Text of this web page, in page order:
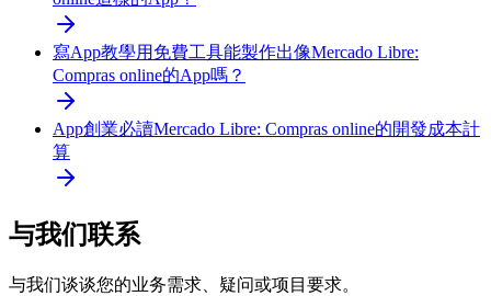
寫App教學用免費工具能製作出像Mercado Libre:
Compras online的App嗎？
App創業必讀Mercado Libre: Compras online的開發成本計
算
与我们联系
与我们谈谈您的业务需求、疑问或项目要求。